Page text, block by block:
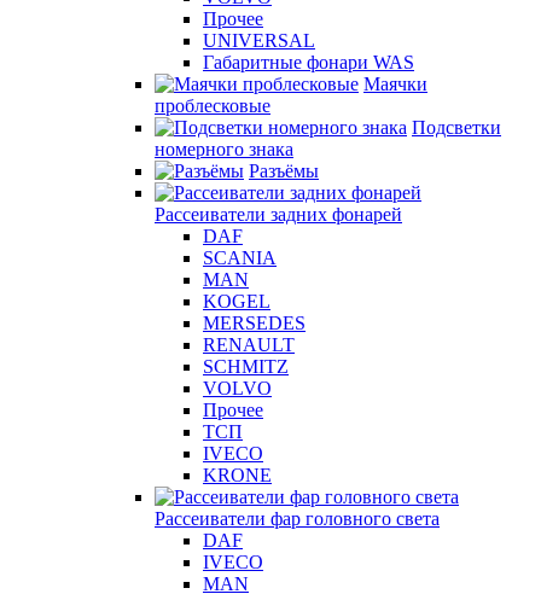
Прочее
UNIVERSAL
Габаритные фонари WAS
Маячки
проблесковые
Подсветки
номерного знака
Разъёмы
Рассеиватели задних фонарей
DAF
SCANIA
MAN
KOGEL
MERSEDES
RENAULT
SCHMITZ
VOLVO
Прочее
ТСП
IVECO
KRONE
Рассеиватели фар головного света
DAF
IVECO
MAN